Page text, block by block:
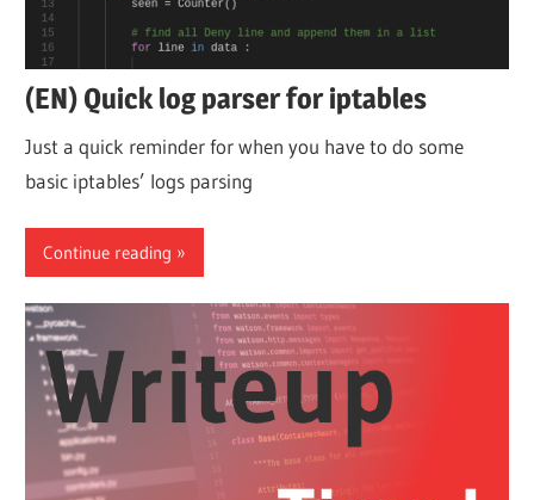
(EN) Quick log parser for iptables
Just a quick reminder for when you have to do some
basic iptables’ logs parsing
Continue reading